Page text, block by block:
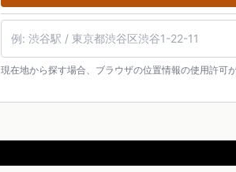
現在地から探す場合、ブラウザの位置情報の使用許可